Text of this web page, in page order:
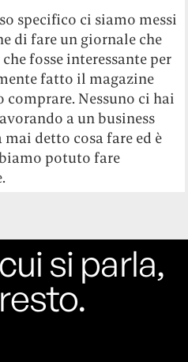
specifico ci siamo messi
di fare un giornale che
fosse interessante per
fatto il magazine
Nessuno ci hai
a un business
mai detto cosa fare ed è
potuto fare
si parla,